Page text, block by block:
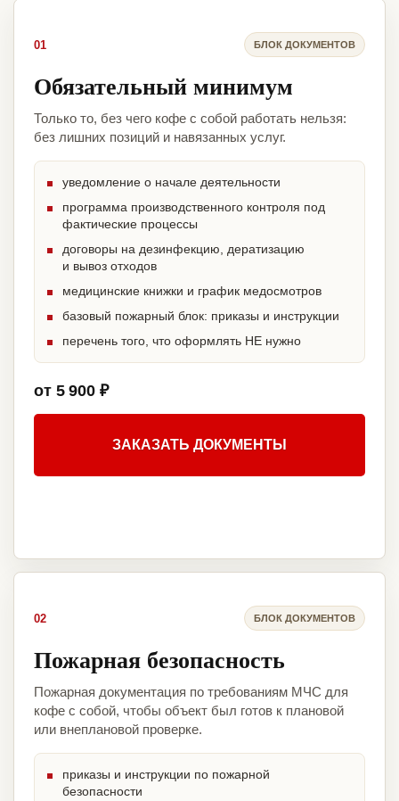
01 БЛОК ДОКУМЕНТОВ
Обязательный минимум
Только то, без чего кофе с собой работать нельзя:
без лишних позиций и навязанных услуг.
уведомление о начале деятельности
программа производственного контроля под
фактические процессы
договоры на дезинфекцию, дератизацию
и вывоз отходов
медицинские книжки и график медосмотров
базовый пожарный блок: приказы и инструкции
перечень того, что оформлять НЕ нужно
от 5 900 ₽
ЗАКАЗАТЬ ДОКУМЕНТЫ
02 БЛОК ДОКУМЕНТОВ
Пожарная безопасность
Пожарная документация по требованиям МЧС для
кофе с собой, чтобы объект был готов к плановой
или внеплановой проверке.
приказы и инструкции по пожарной
безопасности